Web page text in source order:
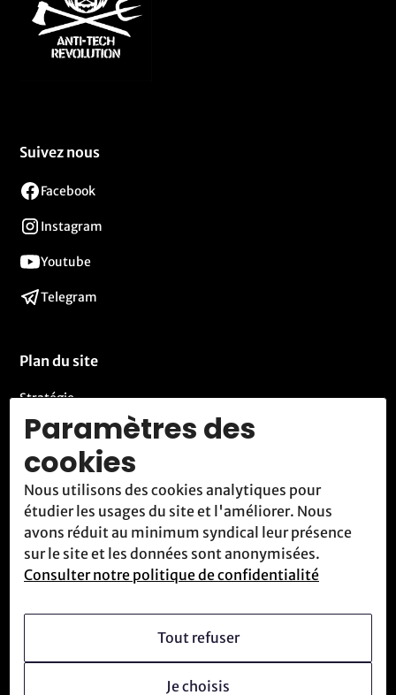
Suivez nous
Facebook
Instagram
Youtube
Telegram
Plan du site
Stratégie
Activités
Blog
Contact
Nous rencontrer
Devenir membre
Paramètres des
cookies
Nous utilisons des cookies analytiques pour
étudier les usages du site et l'améliorer. Nous
avons réduit au minimum syndical leur présence
sur le site et les données sont anonymisées.
Consulter notre politique de confidentialité
Tout refuser
Je choisis